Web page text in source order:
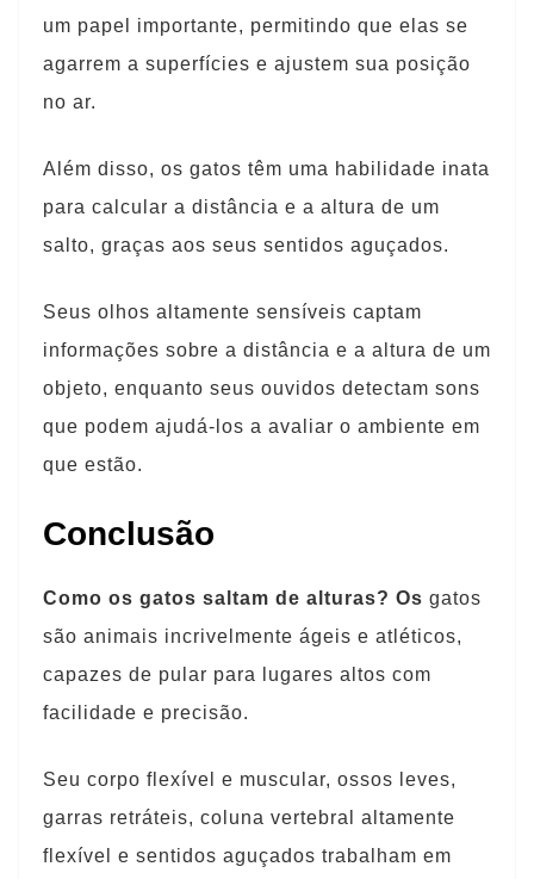
um papel importante, permitindo que elas se
agarrem a superfícies e ajustem sua posição
no ar.
Além disso, os gatos têm uma habilidade inata
para calcular a distância e a altura de um
salto, graças aos seus sentidos aguçados.
Seus olhos altamente sensíveis captam
informações sobre a distância e a altura de um
objeto, enquanto seus ouvidos detectam sons
que podem ajudá-los a avaliar o ambiente em
que estão.
Conclusão
Como os gatos saltam de alturas? Os gatos
são animais incrivelmente ágeis e atléticos,
capazes de pular para lugares altos com
facilidade e precisão.
Seu corpo flexível e muscular, ossos leves,
garras retráteis, coluna vertebral altamente
flexível e sentidos aguçados trabalham em